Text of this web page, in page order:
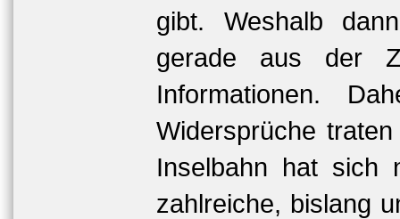
gibt. Weshalb
gerade aus der
Informationen.
Widersprüche
Inselbahn hat sich
zahlreiche, bislang